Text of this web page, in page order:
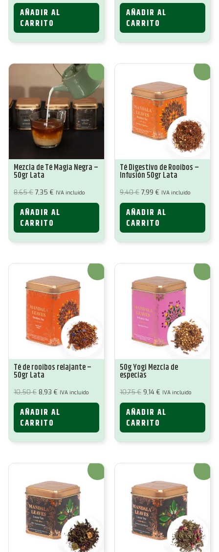
original
era:
9,40 €.
actual
es:
7,99 €.
AÑADIR AL
CARRITO
original
era:
9,40 €.
actual
es:
7,99 €.
AÑADIR AL
CARRITO
¡Oferta!
Mezcla de Té Magia Negra –
50gr Lata
8,65€ El
original
era:
8,65 €.
7,35 € El
actual
es:
7,35 €.
IVA incluido
AÑADIR AL
CARRITO
¡Oferta!
Té Digestivo de Rooibos –
Infusión 50gr Lata
9,40€ El
original
era:
9,40 €.
7,99 € El
actual
es:
7,99 €.
IVA incluido
AÑADIR AL
CARRITO
¡Oferta!
Té de rooibos relajante –
50gr Lata
10,50€ El
original
era:
10,50 €.
8,93 € El
actual
es:
8,93 €.
IVA incluido
AÑADIR AL
CARRITO
¡Oferta!
50g Yogi Mezcla de
especias
10,75€ El
original
era:
10,75 €.
9,14 € El
actual
es:
9,14 €.
IVA incluido
AÑADIR AL
CARRITO
¡Oferta! ¡Oferta!